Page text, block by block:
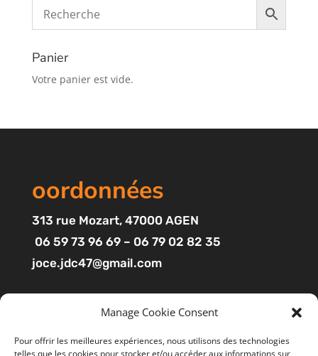
Manage Cookie Consent
Pour offrir les meilleures expériences, nous utilisons des technologies
telles que les cookies pour stocker et/ou accéder aux informations sur
Panier
Votre panier est vide.
oordonnées
313 rue Mozart, 47000 AGEN
06 59 73 96 69 – 06 79 02 82 35
joce.jdc47@gmail.com
Boutique